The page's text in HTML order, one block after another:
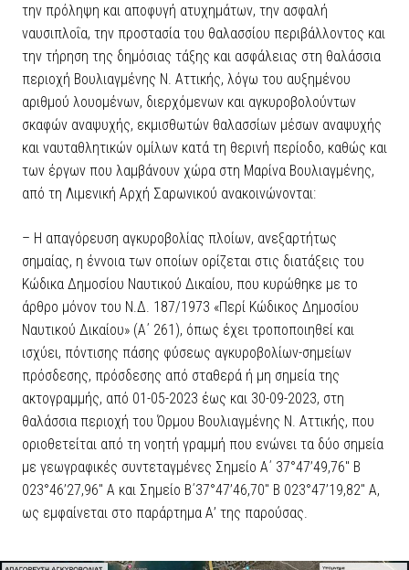
την πρόληψη και αποφυγή ατυχημάτων, την ασφαλή
ναυσιπλοΐα, την προστασία του θαλασσίου περιβάλλοντος και
την τήρηση της δημόσιας τάξης και ασφάλειας στη θαλάσσια
περιοχή Βουλιαγμένης Ν. Αττικής, λόγω του αυξημένου
αριθμού λουομένων, διερχόμενων και αγκυροβολούντων
σκαφών αναψυχής, εκμισθωτών θαλασσίων μέσων αναψυχής
και ναυταθλητικών ομίλων κατά τη θερινή περίοδο, καθώς και
των έργων που λαμβάνουν χώρα στη Μαρίνα Βουλιαγμένης,
από τη Λιμενική Αρχή Σαρωνικού ανακοινώνονται:
– Η απαγόρευση αγκυροβολίας πλοίων, ανεξαρτήτως
σημαίας, η έννοια των οποίων ορίζεται στις διατάξεις του
Κώδικα Δημοσίου Ναυτικού Δικαίου, που κυρώθηκε με το
άρθρο μόνον του Ν.Δ. 187/1973 «Περί Κώδικος Δημοσίου
Ναυτικού Δικαίου» (Α΄ 261), όπως έχει τροποποιηθεί και
ισχύει, πόντισης πάσης φύσεως αγκυροβολίων-σημείων
πρόσδεσης, πρόσδεσης από σταθερά ή μη σημεία της
ακτογραμμής, από 01-05-2023 έως και 30-09-2023, στη
θαλάσσια περιοχή του Όρμου Βουλιαγμένης Ν. Αττικής, που
οριοθετείται από τη νοητή γραμμή που ενώνει τα δύο σημεία
με γεωγραφικές συντεταγμένες Σημείο Α΄ 37°47’49,76″ B
023°46’27,96″ A και Σημείο Β΄37°47’46,70″ B 023°47’19,82″ A,
ως εμφαίνεται στο παράρτημα Α’ της παρούσας.